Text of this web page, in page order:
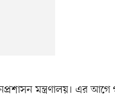
মন্ত্রণালয়। এর